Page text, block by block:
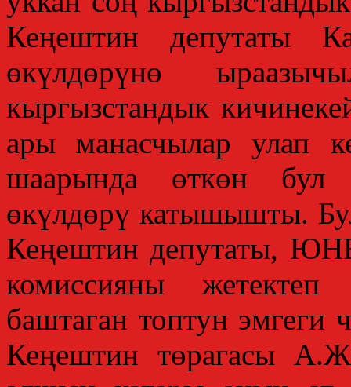
Кеңештин депутаты
өкүлдөрүнө
кыргызстандык
ары манасчылар улап
шаарында өткөн бул
өкүлдөрү катышышты.
Кеңештин депутаты,
комиссияны
баштаган топтун эмгеги
Кеңештин төрагасы